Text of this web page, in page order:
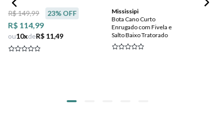
R$ 114,99
R$ 149,99 23% OFF
ou10xdeR$ 11,49
Mississipi
Bota Cano Curto
Enrugado com Fivela e
Salto Baixo Tratorado